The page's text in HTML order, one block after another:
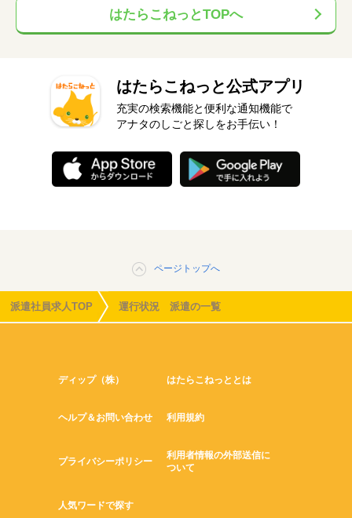
はたらこねっとTOPへ
はたらこねっと公式アプリ
充実の検索機能と便利な通知機能で
アナタのしごと探しをお手伝い！
ページトップへ
派遣社員求人TOP 運行状況 派遣の一覧
ディップ（株） はたらこねっととは
ヘルプ＆お問い合わせ 利用規約
プライバシーポリシー
利用者情報の外部送信に
ついて
人気ワードで探す